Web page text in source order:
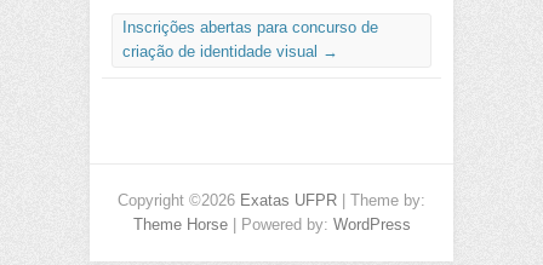
Inscrições abertas para concurso de
criação de identidade visual →
Copyright ©2026 Exatas UFPR | Theme by:
Theme Horse| Powered by: WordPress